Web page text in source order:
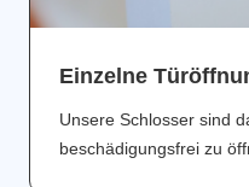
Einzelne
Unsere Schlosser sind
beschädigungsfrei zu